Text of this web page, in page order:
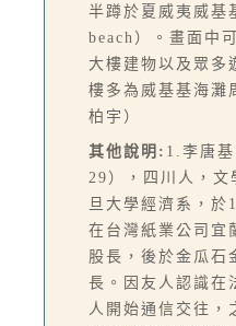
半蹲於夏威夷威
beach）。畫面中
大樓建物以及眾多
樓多為威基基海灘
柏宇）
其他說明: 1.李唐
29），四川人，文
旦大學經濟系，於
在台灣紙業公司宜
股長，後於金瓜石
長。因友人認識在
人開始通信交往，